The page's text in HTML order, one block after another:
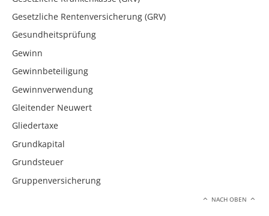
Gesetzliche Rentenversicherung (GRV)
Gesundheitsprüfung
Gewinn
Gewinnbeteiligung
Gewinnverwendung
Gleitender Neuwert
Gliedertaxe
Grundkapital
Grundsteuer
Gruppenversicherung
NACH OBEN